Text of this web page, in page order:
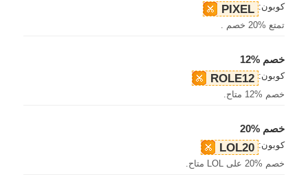
كوبون: PIXEL
تمتع %20 خصم .
خصم %12
كوبون: ROLE12
خصم %12 متاح.
خصم %20
كوبون: LOL20
خصم %20 على LOL متاح.